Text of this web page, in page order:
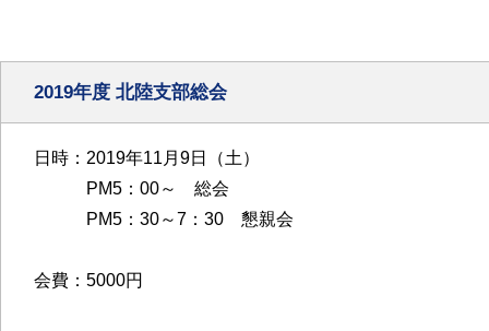
2019年度 北陸支部総会
日時：2019年11月9日（土）
PM5：00～ 総会
PM5：30～7：30 懇親会
会費：5000円